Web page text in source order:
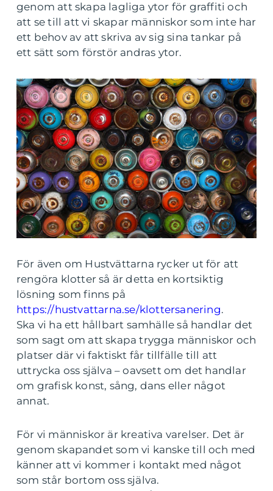
genom att skapa lagliga ytor för graffiti och
att se till att vi skapar människor som inte har
ett behov av att skriva av sig sina tankar på
ett sätt som förstör andras ytor.
För även om Hustvättarna rycker ut för att
rengöra klotter så är detta en kortsiktig
lösning som finns på
https://hustvattarna.se/klottersanering.
Ska vi ha ett hållbart samhälle så handlar det
som sagt om att skapa trygga människor och
platser där vi faktiskt får tillfälle till att
uttrycka oss själva – oavsett om det handlar
om grafisk konst, sång, dans eller något
annat.
För vi människor är kreativa varelser. Det är
genom skapandet som vi kanske till och med
känner att vi kommer i kontakt med något
som står bortom oss själva.